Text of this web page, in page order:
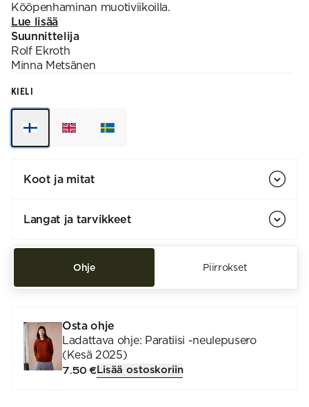
Kööpenhaminan muotiviikoilla.
Lue lisää
Suunnittelija
Rolf Ekroth
Minna Metsänen
KIELI
Koot ja mitat
Langat ja tarvikkeet
Ohje Piirrokset
Osta ohje
Ladattava ohje: Paratiisi -neulepusero
(Kesä 2025)
7.50 €Lisää ostoskoriin